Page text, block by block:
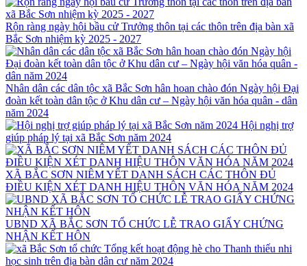
Rộn ràng ngày hội bầu cử Trưởng thôn tại các thôn trên địa bàn xã
Bắc Sơn nhiệm kỳ 2025 - 2027
Nhân dân các dân tộc xã Bắc Sơn hân hoan chào đón Ngày hội Đại
đoàn kết toàn dân tộc ở Khu dân cư – Ngày hội văn hóa quân - dân
năm 2024
Hội nghị trợ
giúp pháp lý tại xã Bắc Sơn năm 2024
XÃ BẮC SƠN NIÊM YẾT DANH SÁCH CÁC THÔN ĐỦ
ĐIỀU KIỆN XÉT DANH HIỆU THÔN VĂN HÓA NĂM 2024
UBND XÃ BẮC SƠN TỔ CHỨC LỄ TRAO GIẤY CHỨNG
NHẬN KẾT HÔN